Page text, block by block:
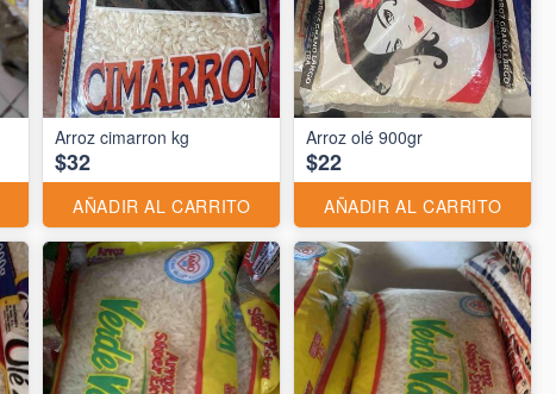
Arroz cimarron kg
$32
AÑADIR AL CARRITO
Arroz olé 900gr
$22
AÑADIR AL CARRITO